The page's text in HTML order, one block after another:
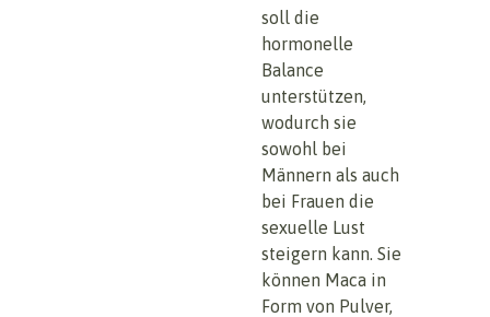
soll die
hormonelle
Balance
unterstützen,
wodurch sie
sowohl bei
Männern als auch
bei Frauen die
sexuelle Lust
steigern kann. Sie
können Maca in
Form von Pulver,